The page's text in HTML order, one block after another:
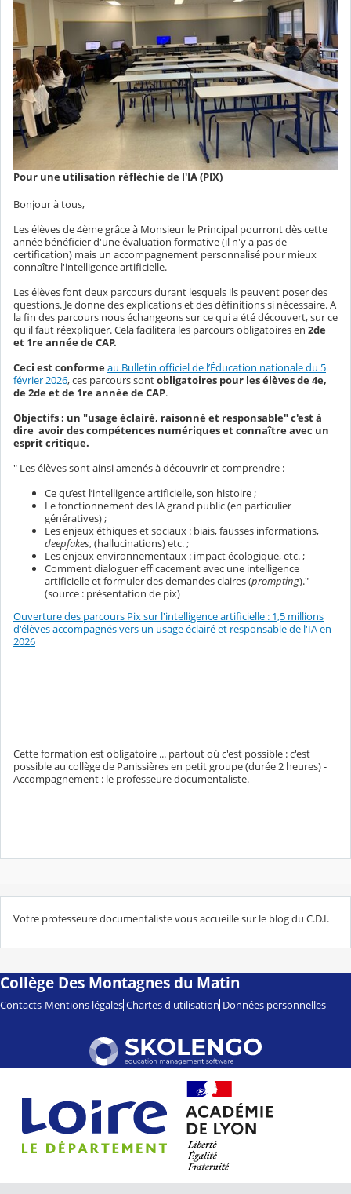
Pour une utilisation réfléchie de l'IA (PIX)
Bonjour à tous,
Les élèves de 4ème grâce à Monsieur le Principal pourront dès cette
année bénéficier d'une évaluation formative (il n'y a pas de
certification) mais un accompagnement personnalisé pour mieux
connaître l'intelligence artificielle.
Les élèves font deux parcours durant lesquels ils peuvent poser des
questions. Je donne des explications et des définitions si nécessaire. A
la fin des parcours nous échangeons sur ce qui a été découvert, sur ce
qu'il faut réexpliquer. Cela facilitera les parcours obligatoires en 2de
et 1re année de CAP.
Ceci est conformeau Bulletin officiel de l’Éducation nationale du 5
février 2026, ces parcours sontobligatoires pour les élèves de 4e,
de 2de et de 1re année de CAP.
Objectifs : un "usage éclairé, raisonné et responsable" c'est à
dire avoir des compétences numériques et connaître avec un
esprit critique.
" Les élèves sont ainsi amenés à découvrir et comprendre :
Ce qu’est l’intelligence artificielle, son histoire ;
Le fonctionnement des IA grand public (en particulier
génératives) ;
Les enjeux éthiques et sociaux : biais, fausses informations,
deepfakes, (hallucinations) etc. ;
Les enjeux environnementaux : impact écologique, etc. ;
Comment dialoguer efficacement avec une intelligence
artificielle et formuler des demandes claires (prompting)."
(source : présentation de pix)
Ouverture des parcours Pix sur l'intelligence artificielle : 1,5 millions
d'élèves accompagnés vers un usage éclairé et responsable de l'IA en
2026
Cette formation est obligatoire ... partout où c'est possible : c'est
possible au collège de Panissières en petit groupe (durée 2 heures) -
Accompagnement : le professeure documentaliste.
Votre professeure documentaliste vous accueille sur le blog du C.D.I.
Collège Des Montagnes du Matin
Contacts Mentions légales Chartes d'utilisation Données personnelles